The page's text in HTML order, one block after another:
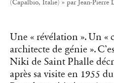
(Capalbio, Italie) » par Jean-Pierre
Une « révélation ». Un «
architecte de génie ».
Niki de Saint Phalle
après sa visite en 1955